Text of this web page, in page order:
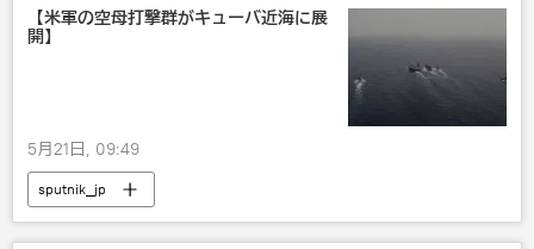
【米軍の空母打撃群がキューバ近海に展
開】
5月21日, 09:49
sputnik_jp